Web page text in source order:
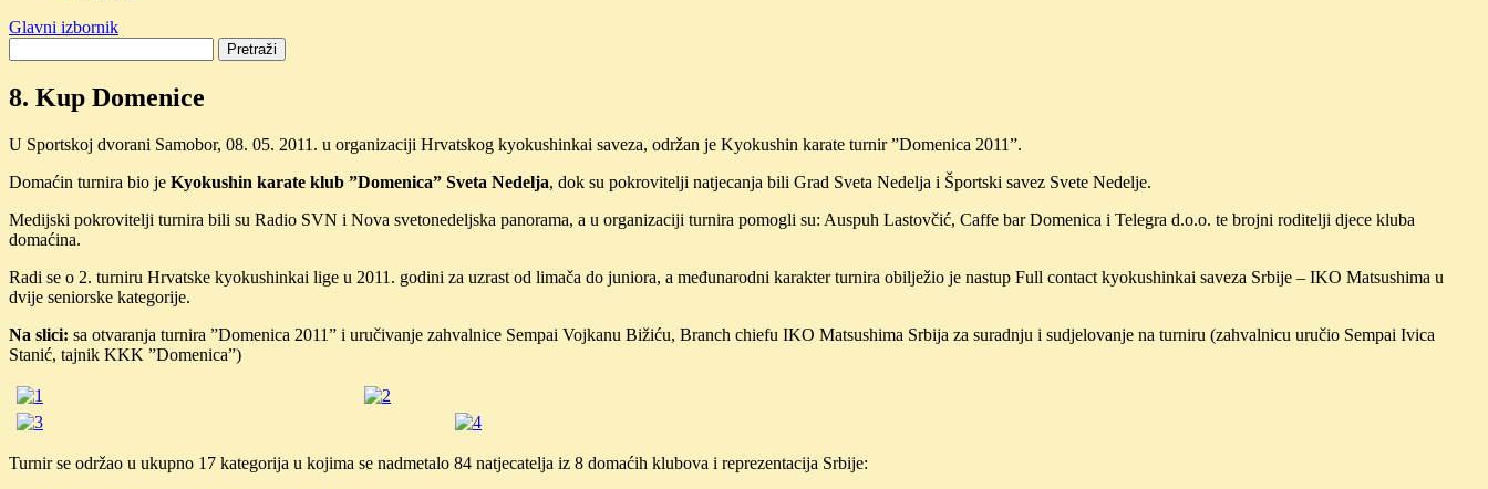
Glavni izbornik
8. Kup Domenice
U Sportskoj dvorani Samobor, 08. 05. 2011. u organizaciji Hrvatskog kyokushinkai saveza, održan je Kyokushin karate turnir ”Domenica 2011”.
Domaćin turnira bio je Kyokushin karate klub ”Domenica” Sveta Nedelja, dok su pokrovitelji natjecanja bili Grad Sveta Nedelja i Športski savez Svete Nedelje.
Medijski pokrovitelji turnira bili su Radio SVN i Nova svetonedeljska panorama, a u organizaciji turnira pomogli su: Auspuh Lastovčić, Caffe bar Domenica i Telegra d.o.o. te brojni roditelji djece kluba
domaćina.
Radi se o 2. turniru Hrvatske kyokushinkai lige u 2011. godini za uzrast od limača do juniora, a međunarodni karakter turnira obilježio je nastup Full contact kyokushinkai saveza Srbije – IKO Matsushima u
dvije seniorske kategorije.
Na slici: sa otvaranja turnira ”Domenica 2011” i uručivanje zahvalnice Sempai Vojkanu Bižiću, Branch chiefu IKO Matsushima Srbija za suradnju i sudjelovanje na turniru (zahvalnicu uručio Sempai Ivica
Stanić, tajnik KKK ”Domenica”)
Turnir se održao u ukupno 17 kategorija u kojima se nadmetalo 84 natjecatelja iz 8 domaćih klubova i reprezentacija Srbije: